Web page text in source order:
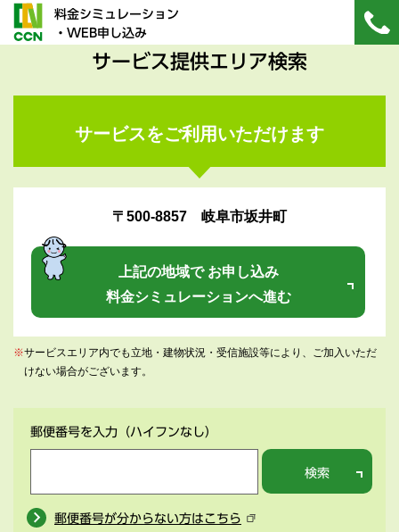
料金シミュレーション
・WEB申し込み
サービス提供エリア検索
サービスをご利用いただけます
〒500-8857 岐阜市坂井町
上記の地域で お申し込み
料金シミュレーションへ進む
※サービスエリア内でも立地・建物状況・受信施設等により、ご加入いただ
けない場合がございます。
郵便番号を入力 （ハイフンなし）
検索
郵便番号が分からない方はこちら